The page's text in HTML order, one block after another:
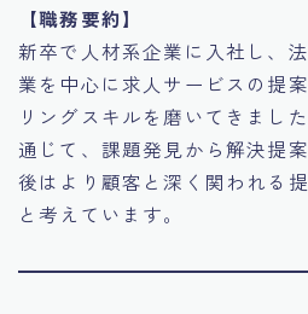
【職務要約】
新卒で人材系企業に入社し、
業を中心に求人サービスの提
リングスキルを磨いてきまし
通じて、課題発見から解決提
後はより顧客と深く関われる
と考えています。